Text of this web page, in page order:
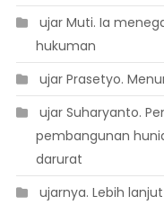
 ujar Muti. Ia
hukuman
 ujar Prasetyo.
 ujar Suharyanto.
pembangunan
darurat
 ujarnya. Lebih lanjut